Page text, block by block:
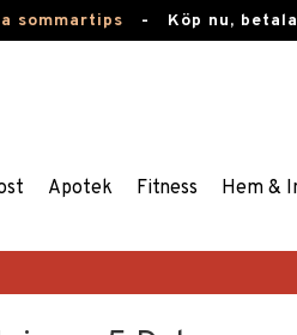
sommartips - Köp nu,
Apotek Fitness Hem &